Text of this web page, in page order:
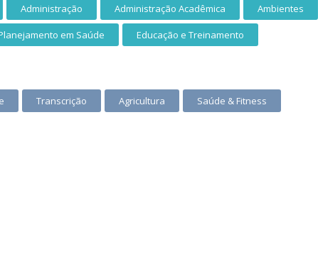
Administração Administração Acadêmica Ambientes
em Saúde Educação e Treinamento
Transcrição Agricultura Saúde & Fitness